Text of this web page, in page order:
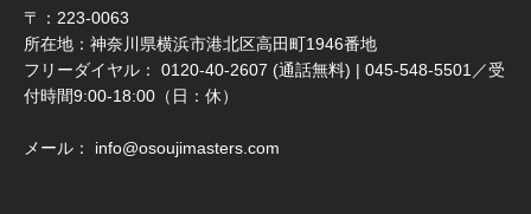
〒：223-0063
所在地：神奈川県横浜市港北区高田町1946番地
フリーダイヤル： 0120-40-2607 (通話無料) | 045-548-5501／受
付時間9:00-18:00（日：休）
メール： info@osoujimasters.com